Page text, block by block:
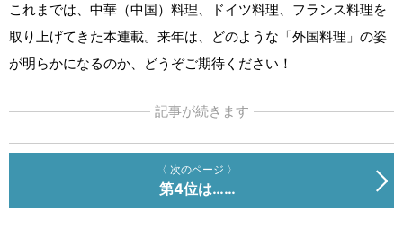
これまでは、中華（中国）料理、ドイツ料理、フランス料理を
取り上げてきた本連載。来年は、どのような「外国料理」の姿
が明らかになるのか、どうぞご期待ください！
記事が続きます
〈 次のページ 〉
第4位は……